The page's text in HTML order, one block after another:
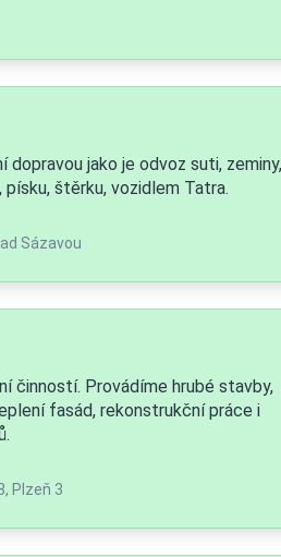
dopravou jako je odvoz suti, zeminy,
štěrku, vozidlem Tatra.
Sázavou
činností. Provádíme hrubé stavby,
fasád, rekonstrukční práce i
Plzeň 3